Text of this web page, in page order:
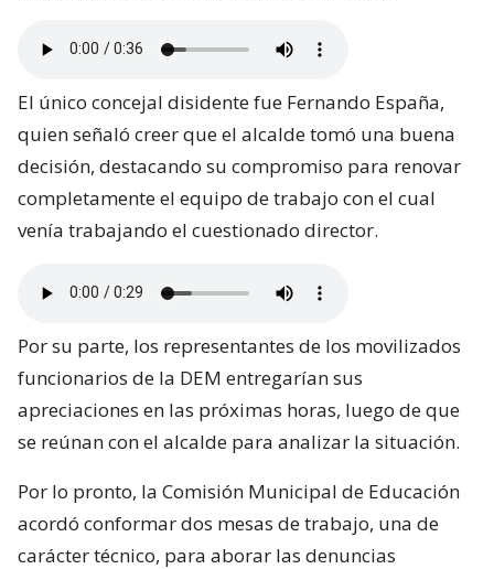
El único concejal disidente fue Fernando España,
quien señaló creer que el alcalde tomó una buena
decisión, destacando su compromiso para renovar
completamente el equipo de trabajo con el cual
venía trabajando el cuestionado director.
Por su parte, los representantes de los movilizados
funcionarios de la DEM entregarían sus
apreciaciones en las próximas horas, luego de que
se reúnan con el alcalde para analizar la situación.
Por lo pronto, la Comisión Municipal de Educación
acordó conformar dos mesas de trabajo, una de
carácter técnico, para aborar las denuncias